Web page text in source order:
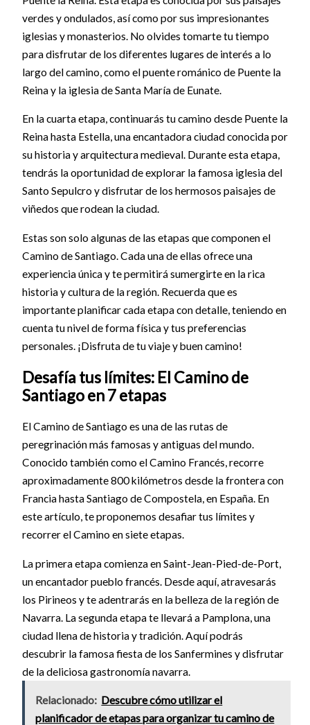
verdes y ondulados, así como por sus impresionantes
iglesias y monasterios. No olvides tomarte tu tiempo
para disfrutar de los diferentes lugares de interés a lo
largo del camino, como el puente románico de Puente la
Reina y la iglesia de Santa María de Eunate.
En la cuarta etapa, continuarás tu camino desde Puente la
Reina hasta Estella, una encantadora ciudad conocida por
su historia y arquitectura medieval. Durante esta etapa,
tendrás la oportunidad de explorar la famosa iglesia del
Santo Sepulcro y disfrutar de los hermosos paisajes de
viñedos que rodean la ciudad.
Estas son solo algunas de las etapas que componen el
Camino de Santiago. Cada una de ellas ofrece una
experiencia única y te permitirá sumergirte en la rica
historia y cultura de la región. Recuerda que es
importante planificar cada etapa con detalle, teniendo en
cuenta tu nivel de forma física y tus preferencias
personales. ¡Disfruta de tu viaje y buen camino!
Desafía tus límites: El Camino de
Santiago en 7 etapas
El Camino de Santiago es una de las rutas de
peregrinación más famosas y antiguas del mundo.
Conocido también como el Camino Francés, recorre
aproximadamente 800 kilómetros desde la frontera con
Francia hasta Santiago de Compostela, en España. En
este artículo, te proponemos desafiar tus límites y
recorrer el Camino en siete etapas.
La primera etapa comienza en Saint-Jean-Pied-de-Port,
un encantador pueblo francés. Desde aquí, atravesarás
los Pirineos y te adentrarás en la belleza de la región de
Navarra. La segunda etapa te llevará a Pamplona, una
ciudad llena de historia y tradición. Aquí podrás
descubrir la famosa fiesta de los Sanfermines y disfrutar
de la deliciosa gastronomía navarra.
Relacionado: Descubre cómo utilizar el
planificador de etapas para organizar tu camino de